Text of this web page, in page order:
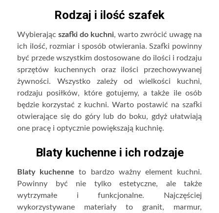
Rodzaj i ilość szafek
Wybierając szafki do kuchni, warto zwrócić uwagę na
ich ilość, rozmiar i sposób otwierania. Szafki powinny
być przede wszystkim dostosowane do ilości i rodzaju
sprzętów kuchennych oraz ilości przechowywanej
żywności. Wszystko zależy od wielkości kuchni,
rodzaju posiłków, które gotujemy, a także ile osób
będzie korzystać z kuchni. Warto postawić na szafki
otwierające się do góry lub do boku, gdyż ułatwiają
one pracę i optycznie powiększają kuchnię.
Blaty kuchenne i ich rodzaje
Blaty kuchenne to bardzo ważny element kuchni.
Powinny być nie tylko estetyczne, ale także
wytrzymałe i funkcjonalne. Najczęściej
wykorzystywane materiały to granit, marmur,